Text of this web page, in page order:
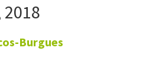
2018
Burgues